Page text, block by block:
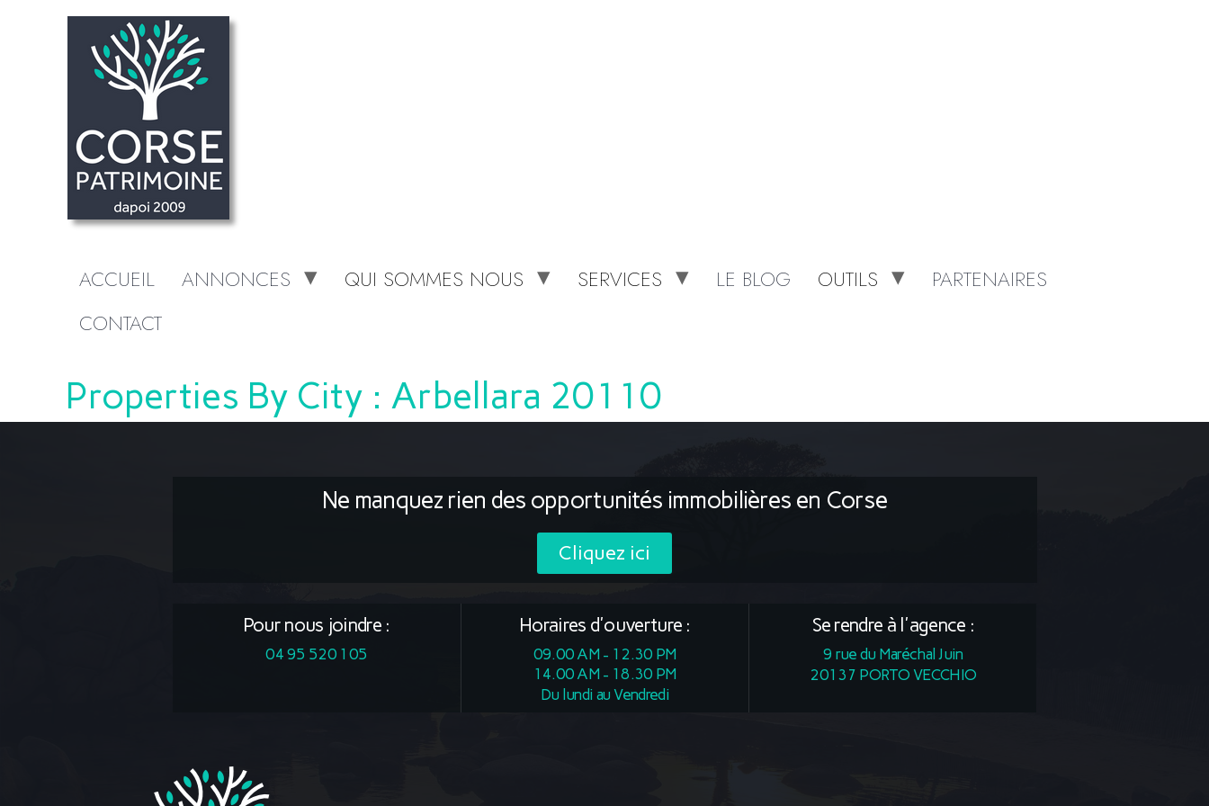
ACCUEIL ANNONCES QUI SOMMES NOUS SERVICES LE BLOG OUTILS
PARTENAIRES
CONTACT
Properties By City : Arbellara 20110
Ne manquez rien des opportunités immobilières en Corse
Cliquez ici
Pour nous joindre :
04 95 520 105
Horaires d'ouverture :
09.00 AM - 12.30 PM
14.00 AM - 18.30 PM
Du lundi au Vendredi
Se rendre à l'agence :
9 rue du Maréchal Juin
20137 PORTO VECCHIO